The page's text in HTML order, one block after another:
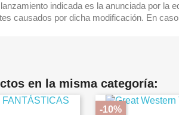
indicada es la anunciada por la
causados por dicha modificación. En
en la misma categoría:
-10%